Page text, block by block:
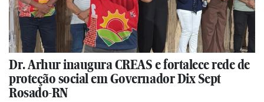
Dr. Arhur inaugura CREAS e fortalece rede de
proteção social em Governador Dix Sept
Rosado-RN